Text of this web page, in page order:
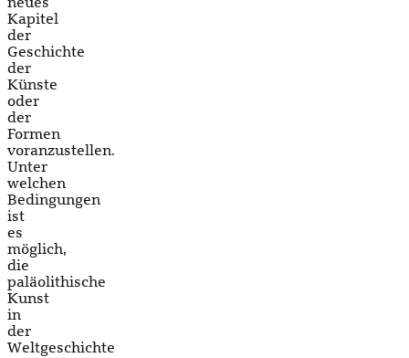
Kapitel
der
Geschichte
der
Künste
oder
der
Formen
voranzustellen.
Unter
welchen
Bedingungen
ist
es
möglich,
die
paläolithische
Kunst
in
der
Weltgeschichte